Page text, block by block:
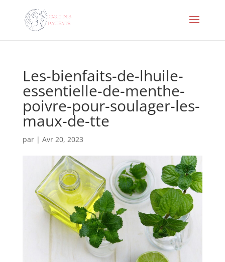
Les-bienfaits-de-lhuile-
essentielle-de-menthe-
poivre-pour-soulager-les-
maux-de-tte
par | Avr 20, 2023